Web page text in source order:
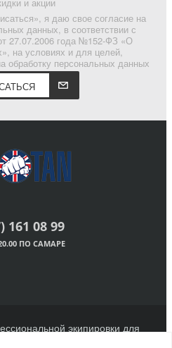
и акции
я даю свое согласие на
данных, в соответствии с
27.07.2006 года №152-ФЗ «О
на условиях и для целей,
обработку персональных данных
161 08 99
ПО САМАРЕ
экипировки для
2011 - 2023 г.